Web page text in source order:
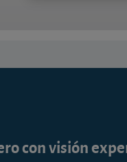
con visión